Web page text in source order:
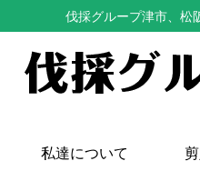
伐採グループ津市、松
私達について